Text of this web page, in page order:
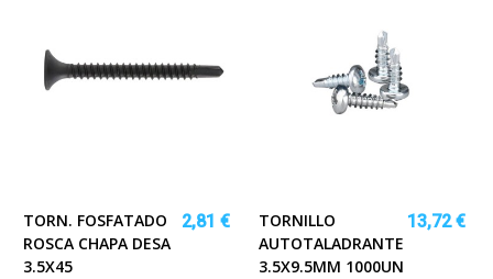
TORN. FOSFATADO
ROSCA CHAPA DESA
3.5X45
2,81 €
TORNILLO
AUTOTALADRANTE
3.5X9.5MM 1000UN
13,72 €